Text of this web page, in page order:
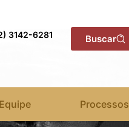
3142-6281 Buscar
Equipe Processos